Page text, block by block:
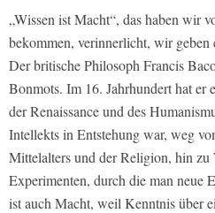
„Wissen ist Macht“, das haben wir
bekommen, verinnerlicht, wir geben
Der britische Philosoph Francis
Bonmots. Im 16. Jahrhundert hat er
der Renaissance und des
Intellekts in Entstehung war, weg
Mittelalters und der Religion, hin zu
Experimenten, durch die man neue
ist auch Macht, weil Kenntnis über